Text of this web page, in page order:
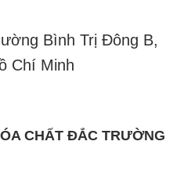
Bình Trị Đông B,
Chí Minh
CHẤT ĐẮC TRƯỜNG